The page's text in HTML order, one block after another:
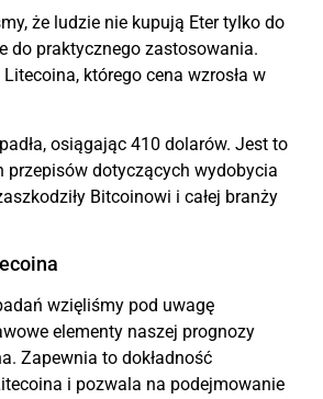
że ludzie nie kupują Etertylko do
do praktycznego zastosowania.
którego cena wzrosła w
osiągając 410 dolarów. Jest to
przepisów dotyczących wydobycia
Bitcoinowi i całej branży
wzięliśmy pod uwagę
elementy naszej prognozy
Zapewnia to dokładność
i pozwala na podejmowanie